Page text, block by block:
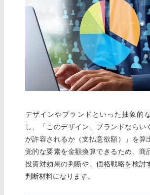
デザインやブランドといった抽象的
し、「このデザイン、ブランドならい
が許容されるか（支払意欲額）」を算
覚的な要素を金額換算できるため、商
投資対効果の判断や、価格戦略を検討
判断材料になります。